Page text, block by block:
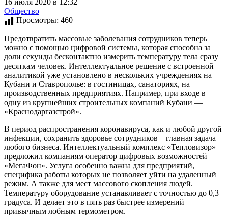
Общество
Просмотры: 460
Предотвратить массовые заболевания сотрудников теперь
можно с помощью цифровой системы, которая способна за
доли секунды бесконтактно измерить температуру тела сразу
десяткам человек. Интеллектуальное решение с встроенной
аналитикой уже установлено в нескольких учреждениях на
Кубани и Ставрополье: в гостиницах, санаториях, на
производственных предприятиях. Например, при входе в
одну из крупнейших строительных компаний Кубани —
«Краснодаргазстрой».
В период распространения коронавируса, как и любой другой
инфекции, сохранить здоровье сотрудников – главная задача
любого бизнеса. Интеллектуальный комплекс «Тепловизор»
предложил компаниям оператор цифровых возможностей
«МегаФон». Услуга особенно важна для предприятий,
специфика работы которых не позволяет уйти на удаленный
режим. А также для мест массового скопления людей.
Температуру оборудование устанавливает с точностью до 0,3
градуса. И делает это в пять раз быстрее измерений
привычным лобным термометром.